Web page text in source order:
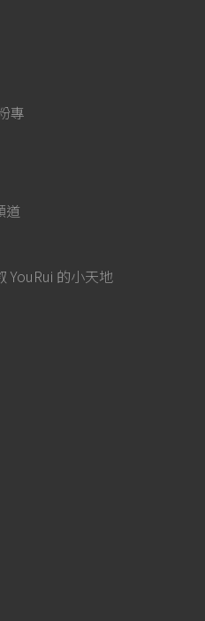
專
道
YouRui 的小天地